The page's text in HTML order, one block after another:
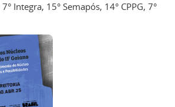
Integra, 15° Semapós, 14° CPPG, 7°